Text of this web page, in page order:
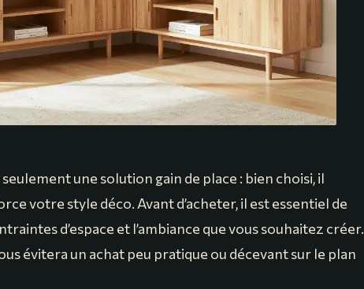
seulement une solution gain de place : bien choisi, il
votre style déco. Avant d’acheter, il est essentiel de
d’espace et l’ambiance que vous souhaitez créer.
évitera un achat peu pratique ou décevant sur le plan